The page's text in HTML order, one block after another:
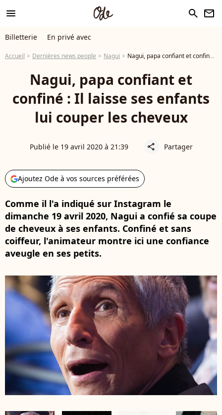
menu search newsletter
Billetterie En privé avec
Accueil Dernières news people Nagui Nagui, papa confiant et confiné : Il laisse ses enfants lui couper les cheveux
Nagui, papa confiant et
confiné : Il laisse ses enfants
lui couper les cheveux
Publié le 19 avril 2020 à 21:39 share Partager
Ajoutez Ode à vos sources préférées
Comme il l'a indiqué sur Instagram le
dimanche 19 avril 2020, Nagui a confié sa coupe
de cheveux à ses enfants. Confiné et sans
coiffeur, l'animateur montre ici une confiance
aveugle en ses petits.